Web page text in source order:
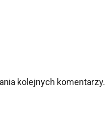
kolejnych komentarzy.